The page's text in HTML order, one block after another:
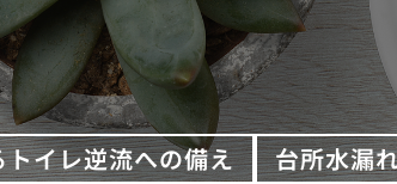
イレ逆流への備え
台所水漏